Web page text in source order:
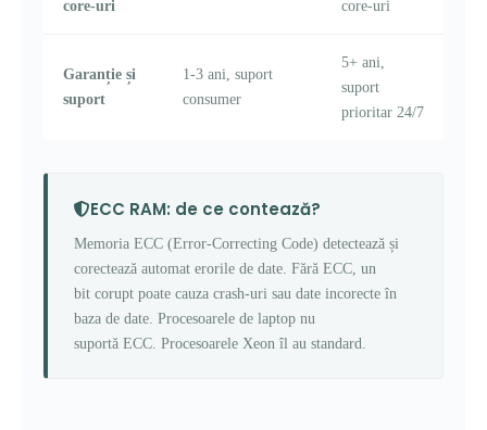
core-uri
core-uri
Garanție și
suport
1-3 ani, suport
consumer
5+ ani,
suport
prioritar 24/7
ECC RAM: de ce contează?
Memoria ECC (Error-Correcting Code) detectează și
corectează automat erorile de date. Fără ECC, un
bit corupt poate cauza crash-uri sau date incorecte în
baza de date. Procesoarele de laptop nu
suportă ECC. Procesoarele Xeon îl au standard.